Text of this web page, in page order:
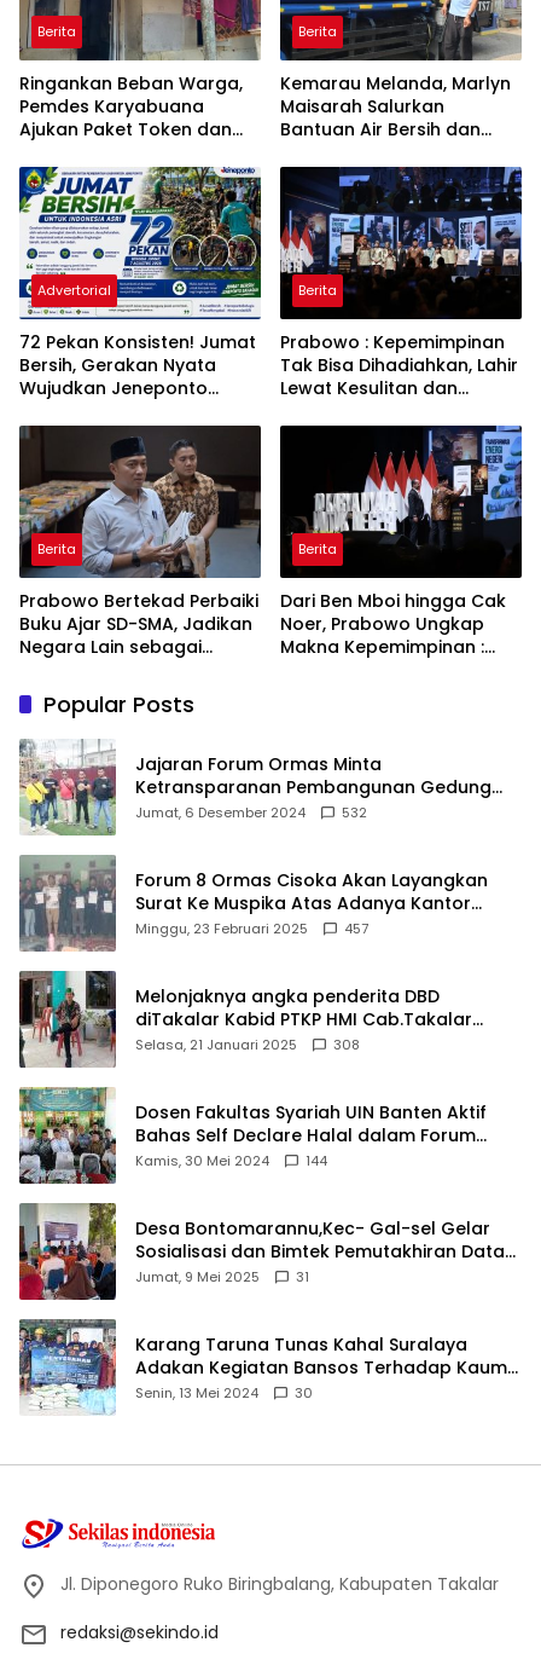
Berita
Ringankan Beban Warga,
Pemdes Karyabuana
Ajukan Paket Token dan
PLN
Berita
Kemarau Melanda, Marlyn
Maisarah Salurkan
Bantuan Air Bersih dan
Babakan Madang
Advertorial
72 Pekan Konsisten! Jumat
Bersih, Gerakan Nyata
Wujudkan Jeneponto
ASRI
Berita
Prabowo : Kepemimpinan
Tak Bisa Dihadiahkan, Lahir
Lewat Kesulitan dan
Berita
Prabowo Bertekad Perbaiki
Buku Ajar SD-SMA, Jadikan
Negara Lain sebagai
Berita
Dari Ben Mboi hingga Cak
Noer, Prabowo Ungkap
Makna Kepemimpinan :
Popular Posts
Jajaran Forum Ormas Minta
Ketransparanan Pembangunan Gedung
Damkar Di Kecamatan Cisoka
Jumat, 6 Desember 2024 532
Forum 8 Ormas Cisoka Akan Layangkan
Surat Ke Muspika Atas Adanya Kantor
Matel di Cisoka
Minggu, 23 Februari 2025 457
Melonjaknya angka penderita DBD
diTakalar Kabid PTKP HMI Cab.Takalar
angkat bicara
Selasa, 21 Januari 2025 308
Dosen Fakultas Syariah UIN Banten Aktif
Bahas Self Declare Halal dalam Forum
Ijtima Ulama MUI
Kamis, 30 Mei 2024 144
Desa Bontomarannu,Kec- Gal-sel Gelar
Sosialisasi dan Bimtek Pemutakhiran Data
ID
Jumat, 9 Mei 2025 31
Karang Taruna Tunas Kahal Suralaya
Adakan Kegiatan Bansos Terhadap Kaum
Dhuafa dan Anak Yatim-Piatu
Senin, 13 Mei 2024 30
Jl. Diponegoro Ruko Biringbalang, Kabupaten Takalar
redaksi@sekindo.id